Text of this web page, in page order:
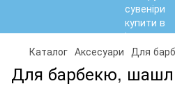
Каталог Аксесуари Для
Для барбекю,